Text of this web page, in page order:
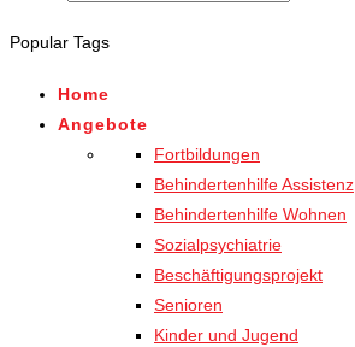
Popular Tags
Home
Angebote
Fortbildungen
Behindertenhilfe Assistenz
Behindertenhilfe Wohnen
Sozialpsychiatrie
Beschäftigungsprojekt
Senioren
Kinder und Jugend